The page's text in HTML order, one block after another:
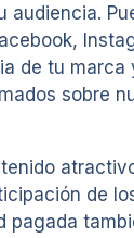
audiencia.
de tu marca
sobre
de
pagada